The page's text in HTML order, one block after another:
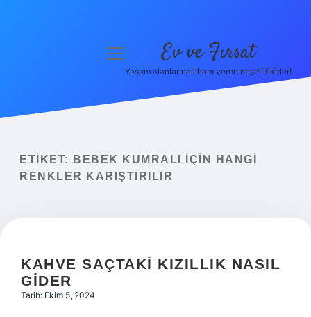
Yasal Uyarı
menüyü
Ev ve Fırsat
Yaşam alanlarına ilham veren neşeli fikirler!
ETIKET:
BEBEK KUMRALI IÇIN HANGI
RENKLER KARIŞTIRILIR
KAHVE SAÇTAKI KIZILLIK NASIL
GIDER
Tarih: Ekim 5, 2024